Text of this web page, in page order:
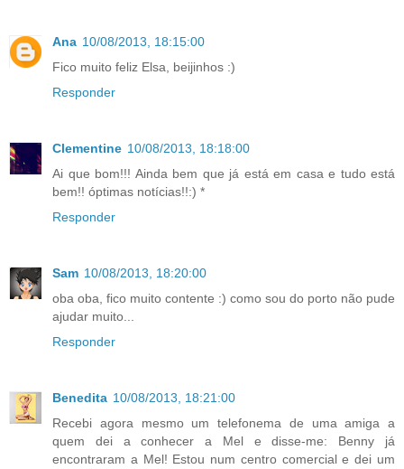
Ana 10/08/2013, 18:15:00
Fico muito feliz Elsa, beijinhos :)
Responder
Clementine 10/08/2013, 18:18:00
Ai que bom!!! Ainda bem que já está em casa e tudo está
bem!! óptimas notícias!!:) *
Responder
Sam 10/08/2013, 18:20:00
oba oba, fico muito contente :) como sou do porto não pude
ajudar muito...
Responder
Benedita 10/08/2013, 18:21:00
Recebi agora mesmo um telefonema de uma amiga a
quem dei a conhecer a Mel e disse-me: Benny já
encontraram a Mel! Estou num centro comercial e dei um